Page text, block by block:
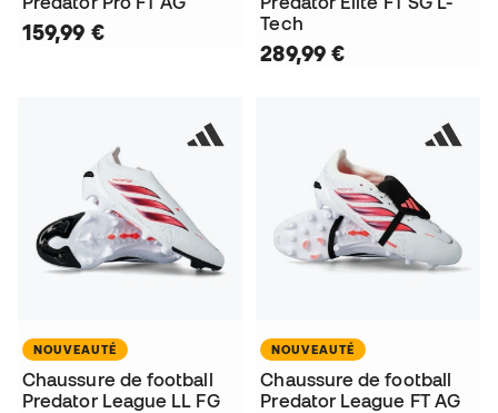
159,99 €
Tech
289,99 €
NOUVEAUTÉ
Chaussure de football
Predator League LL FG
NOUVEAUTÉ
Chaussure de football
Predator League FT AG